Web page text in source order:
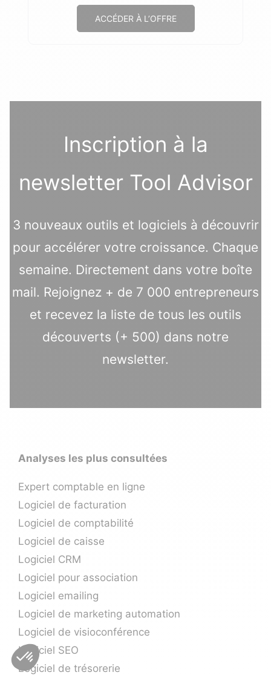
ACCÉDER À L’OFFRE
Inscription à la
newsletter Tool Advisor
3 nouveaux outils et logiciels à découvrir
pour accélérer votre croissance. Chaque
semaine. Directement dans votre boîte
mail. Rejoignez + de 7 000 entrepreneurs
et recevez la liste de tous les outils
découverts (+ 500) dans notre
newsletter.
Analyses les plus consultées
Expert comptable en ligne
Logiciel de facturation
Logiciel de comptabilité
Logiciel de caisse
Logiciel CRM
Logiciel pour association
Logiciel emailing
Logiciel de marketing automation
Logiciel de visioconférence
Logiciel SEO
Logiciel de trésorerie